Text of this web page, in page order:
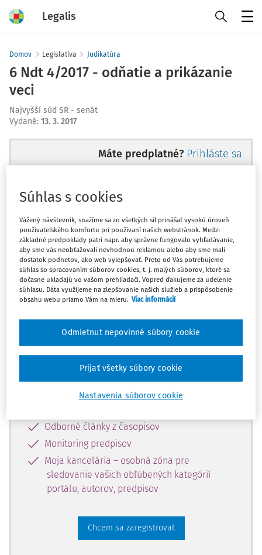
Legalis
Domov Legislatíva Judikatúra
6 Ndt 4/2017 - odňatie a prikázanie
veci
Najvyšší súd SR - senát
Vydané: 13. 3. 2017
Máte predplatné? Prihláste sa
Ups, zatiaľ ste si prečítali len
začiatok...
Celý odborný obsah z tejto oblasti je
dostupný predplatiteľom portálu.
Odomknite si prístup k odbornému
obsahu a získajte prístup na 10 dní
zdarma, stačí sa len zaregistrovať.
Vďaka registrácii získate prístup aj k
vybranému obsahu:
Odborné články z časopisov
Monitoring predpisov
Moja kancelária – osobná zóna pre
sledovanie vašich obľúbených kategórií
portálu, autorov, predpisov
Chcem sa zaregistrovať
Súhlas s cookies
Vážený návštevník, snažíme sa zo všetkých síl prinášať vysokú úroveň
používateľského komfortu pri používaní našich webstránok. Medzi
základné predpoklady patrí napr. aby správne fungovalo vyhľadávanie,
aby sme vás neobťažovali nevhodnou reklamou alebo aby sme mali
dostatok podnetov, ako web vylepšovať. Preto od Vás potrebujeme
súhlas so spracovaním súborov cookies, t. j. malých súborov, ktoré sa
dočasne ukladajú vo vašom prehliadači. Vopred ďakujeme za udelenie
súhlasu. Dáta využijeme na zlepšovanie našich služieb a prispôsobenie
obsahu webu priamo Vám na mieru. Viac informácií
Nastavenia súborov cookie
Odmietnut nepovinné súbory cookie
Prijať všetky súbory cookie